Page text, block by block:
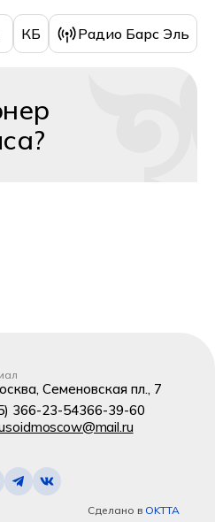
КБ Радио Барс Эль
Семеновская пл., 7
366-23-54366-39-60
Сделано в OKTTA